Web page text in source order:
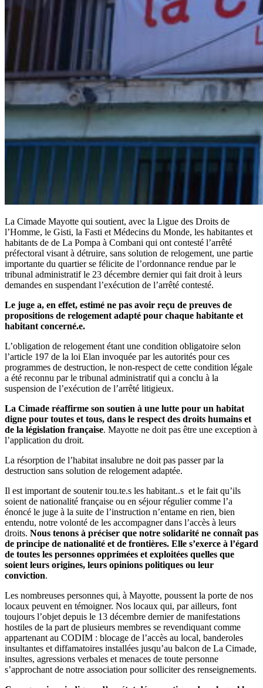
La Cimade Mayotte qui soutient, avec la Ligue des Droits de
l’Homme, le Gisti, la Fasti et Médecins du Monde, les habitantes et
habitants de de La Pompa à Combani qui ont contesté l’arrêté
préfectoral visant à détruire, sans solution de relogement, une partie
importante du quartier se félicite de l’ordonnance rendue par le
tribunal administratif le 23 décembre dernier qui fait droit à leurs
demandes en suspendant l’exécution de l’arrêté contesté.
Le juge a, en effet, estimé ne pas avoir reçu de preuves de
propositions de relogement adapté pour chaque habitante et
habitant concerné.e.
L’obligation de relogement étant une condition obligatoire selon
l’article 197 de la loi Elan invoquée par les autorités pour ces
programmes de destruction, le non-respect de cette condition légale
a été reconnu par le tribunal administratif qui a conclu à la
suspension de l’exécution de l’arrêté litigieux.
La Cimade réaffirme son soutien à une lutte pour un habitat
digne pour toutes et tous, dans le respect des droits humains et
de la législation française. Mayotte ne doit pas être une exception à
l’application du droit.
La résorption de l’habitat insalubre ne doit pas passer par la
destruction sans solution de relogement adaptée.
Il est important de soutenir tou.te.s les habitant..s et le fait qu’ils
soient de nationalité française ou en séjour régulier comme l’a
énoncé le juge à la suite de l’instruction n’entame en rien, bien
entendu, notre volonté de les accompagner dans l’accès à leurs
droits. Nous tenons à préciser que notre solidarité ne connaît pas
de principe de nationalité et de frontières. Elle s’exerce à l’égard
de toutes les personnes opprimées et exploitées quelles que
soient leurs origines, leurs opinions politiques ou leur
conviction.
Les nombreuses personnes qui, à Mayotte, poussent la porte de nos
locaux peuvent en témoigner. Nos locaux qui, par ailleurs, font
toujours l’objet depuis le 13 décembre dernier de manifestations
hostiles de la part de plusieurs membres se revendiquant comme
appartenant au CODIM : blocage de l’accès au local, banderoles
insultantes et diffamatoires installées jusqu’au balcon de La Cimade,
insultes, agressions verbales et menaces de toute personne
s’approchant de notre association pour solliciter des renseignements.